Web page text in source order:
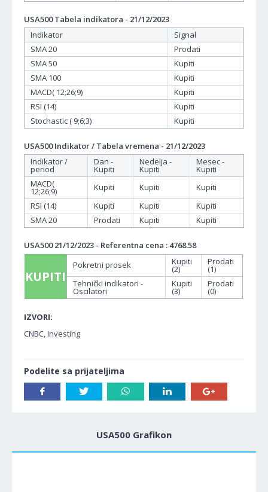
USA500 Tabela indikatora - 21/12/2023
Indikator
Signal
SMA 20
Prodati
SMA 50
Kupiti
SMA 100
Kupiti
MACD( 12;26;9)
Kupiti
RSI (14)
Kupiti
Stochastic ( 9;6;3)
Kupiti
USA500 Indikator / Tabela vremena - 21/12/2023
Indikator /
period
Dan -
Kupiti
Nedelja -
Kupiti
Mesec -
Kupiti
MACD(
12;26;9) Kupiti Kupiti
Kupiti
RSI (14)
Kupiti Kupiti
Kupiti
SMA 20
Prodati Kupiti Kupiti
USA500 21/12/2023 - Referentna cena : 4768.58
KUPITI
Pokretni prosek Kupiti
(2)
Prodati
(1)
Tehnički indikatori -
Oscilatori
Kupiti
(3)
Prodati
(0)
IZVORI:
CNBC, Investing
Podelite sa prijateljima
USA500 Grafikon